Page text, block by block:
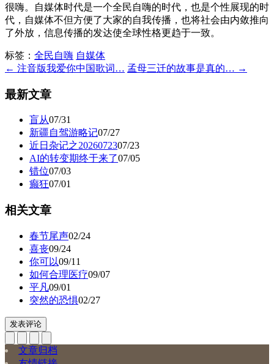
很嗨。自媒体时代是一个全民自嗨的时代，也是个性展现的时
代，自媒体不但方便了大家的自我传播，也将社会由内敛推向
了外放，信息传播的发达使全球性格更趋于一致。
标签： 全民自嗨 自媒体
← 注音版我爱你中国歌词… 孟母三迁的故事是真的… →
最新文章
盲从07/31
新疆自驾游略记07/27
近日杂记之2026072307/23
AI的转变期终于来了07/05
错位07/03
癫狂07/01
相关文章
春节尾声02/24
喜丧09/24
你可以09/11
如何合理医疗09/07
平凡09/01
突然的恐惧02/27
发表评论
文章归档